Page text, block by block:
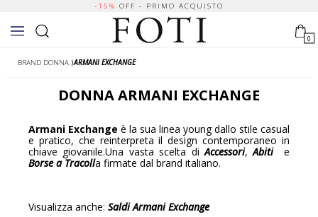
-15% OFF - PRIMO ACQUISTO
0
BRAND DONNA ⟩ARMANI EXCHANGE
DONNAARMANI EXCHANGE
Armani Exchange è la sua linea young dallo stile casual
e pratico, che reinterpreta il design contemporaneo in
chiave giovanile.Una vasta scelta diAccessori,Abitie
Borse a Tracolla firmate dal brand italiano.
Visualizza anche: Saldi Armani Exchange